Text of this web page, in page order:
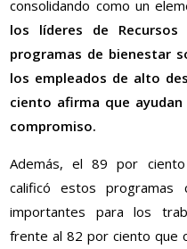
consolidando como un
los líderes de
programas de bienestar
los empleados de alto
ciento afirma que
compromiso.
Además, el 89 por
calificó estos programas
importantes para los
frente al 82 por ciento que